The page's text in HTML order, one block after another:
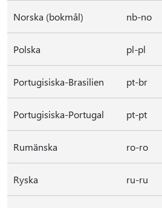
Norska (bokmål) nb-no
Polska pl-pl
Portugisiska-Brasilien pt-br
Portugisiska-Portugal pt-pt
Rumänska ro-ro
Ryska ru-ru